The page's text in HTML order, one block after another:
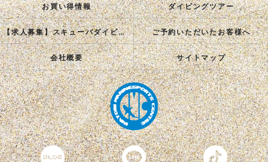
お買い得情報 ダイビングツアー
【求人募集】スキューバダイビングインストラクターを目指す正社員を募集中！ ご予約いただいたお客様へ
会社概要 サイトマップ